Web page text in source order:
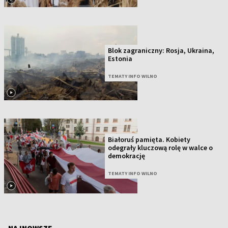
Blok zagraniczny: Rosja, Ukraina,
Estonia
TEMATY INFO WILNO
Białoruś pamięta. Kobiety
odegrały kluczową rolę w walce o
demokrację
TEMATY INFO WILNO